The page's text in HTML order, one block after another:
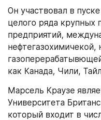
Он участвовал в
целого ряда крупных
предприятий,
нефтегазохимичекой,
как Канада, Чили,
Марсель Краузе
Университета
который входит в